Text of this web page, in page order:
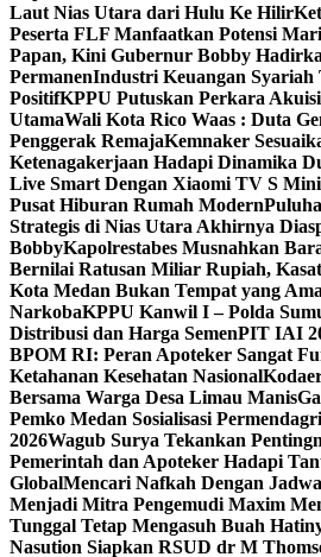
Laut Nias Utara dari Hulu Ke Hilir
Peserta FLF Manfaatkan Potensi
Papan, Kini Gubernur Bobby
PermanenIndustri Keuangan Syariah
PositifKPPU Putuskan Perkara
UtamaWali Kota Rico Waas : Duta
Penggerak RemajaKemnaker
Ketenagakerjaan Hadapi Dinamika
Live Smart Dengan Xiaomi TV S
Pusat Hiburan Rumah Modern
Strategis di Nias Utara Akhirnya
BobbyKapolrestabes Musnahkan
Bernilai Ratusan Miliar Rupiah,
Kota Medan Bukan Tempat yang
NarkobaKPPU Kanwil I – Polda
Distribusi dan Harga SemenPIT IAI
BPOM RI: Peran Apoteker Sangat
Ketahanan Kesehatan Nasional
Bersama Warga Desa Limau Manis
Pemko Medan Sosialisasi
2026Wagub Surya Tekankan
Pemerintah dan Apoteker Hadapi
GlobalMencari Nafkah Dengan
Menjadi Mitra Pengemudi Maxim
Tunggal Tetap Mengasuh Buah
Nasution Siapkan RSUD dr M